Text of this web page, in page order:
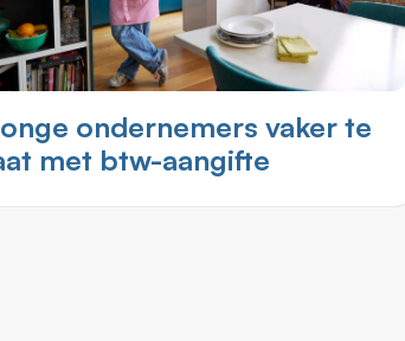
ondernemers vaker te
met btw-aangifte